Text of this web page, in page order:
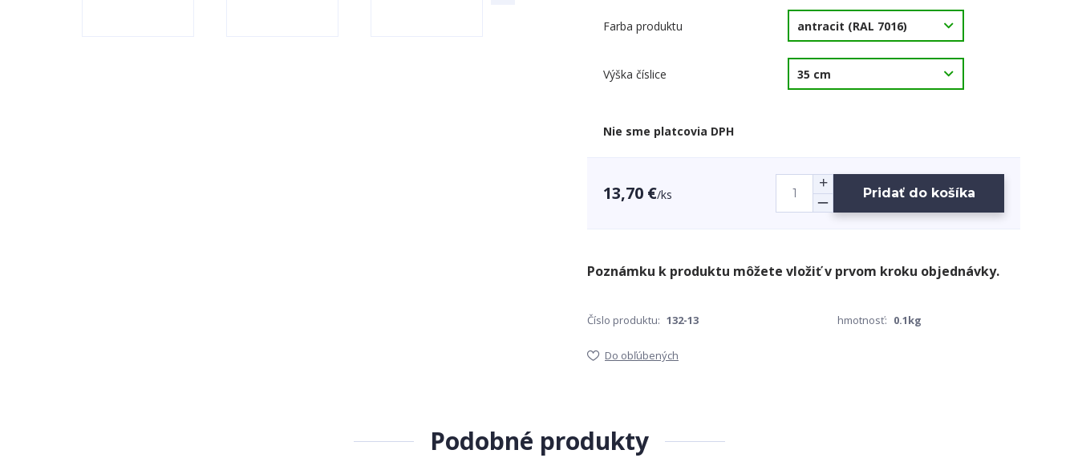
Farba produktu
Výška číslice
Nie sme platcovia DPH
13,70 €/ks Pridať do košíka
Číslo produktu: 132-13 hmotnosť: 0.1kg
Do obľúbených
Podobné produkty